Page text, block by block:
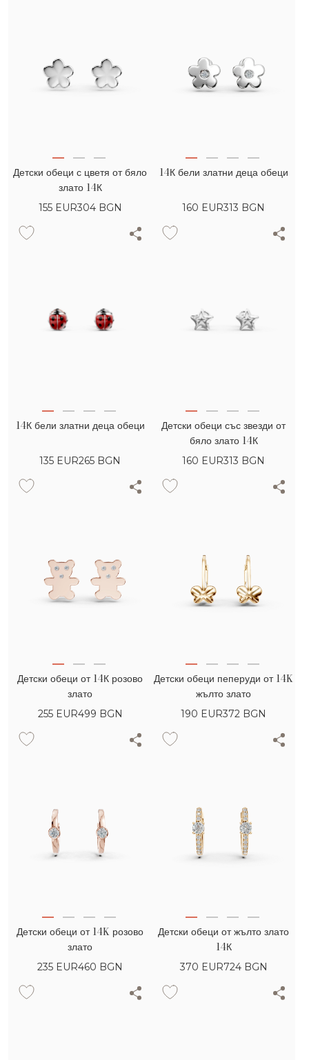
Детски обеци с цветя от бяло
злато 14К
155 EUR304 BGN
14К бели златни деца обеци
160 EUR313 BGN
14К бели златни деца обеци
135 EUR265 BGN
Детски обеци със звезди от
бяло злато 14К
160 EUR313 BGN
Детски обеци от 14К розово
злато
255 EUR499 BGN
Детски обеци пеперуди от 14K
жълто злато
190 EUR372 BGN
Детски обеци от 14K розово
злато
235 EUR460 BGN
Детски обеци от жълто злато
14К
370 EUR724 BGN